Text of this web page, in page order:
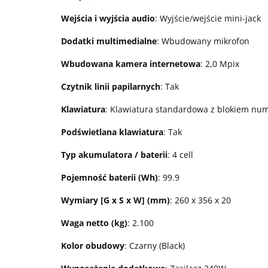
Wejścia i wyjścia audio: Wyjście/wejście mini-jack
Dodatki multimedialne: Wbudowany mikrofon
Wbudowana kamera internetowa: 2,0 Mpix
Czytnik linii papilarnych: Tak
Klawiatura: Klawiatura standardowa z blokiem
Podświetlana klawiatura: Tak
Typ akumulatora / baterii: 4 cell
Pojemność baterii (Wh): 99.9
Wymiary [G x S x W] (mm): 260 x 356 x 20
Waga netto (kg): 2.100
Kolor obudowy: Czarny (Black)